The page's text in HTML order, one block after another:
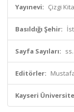
Yayınevi: Çizgi
Basıldığı Şehir:
Sayfa Sayıları:
Editörler:
Kayseri